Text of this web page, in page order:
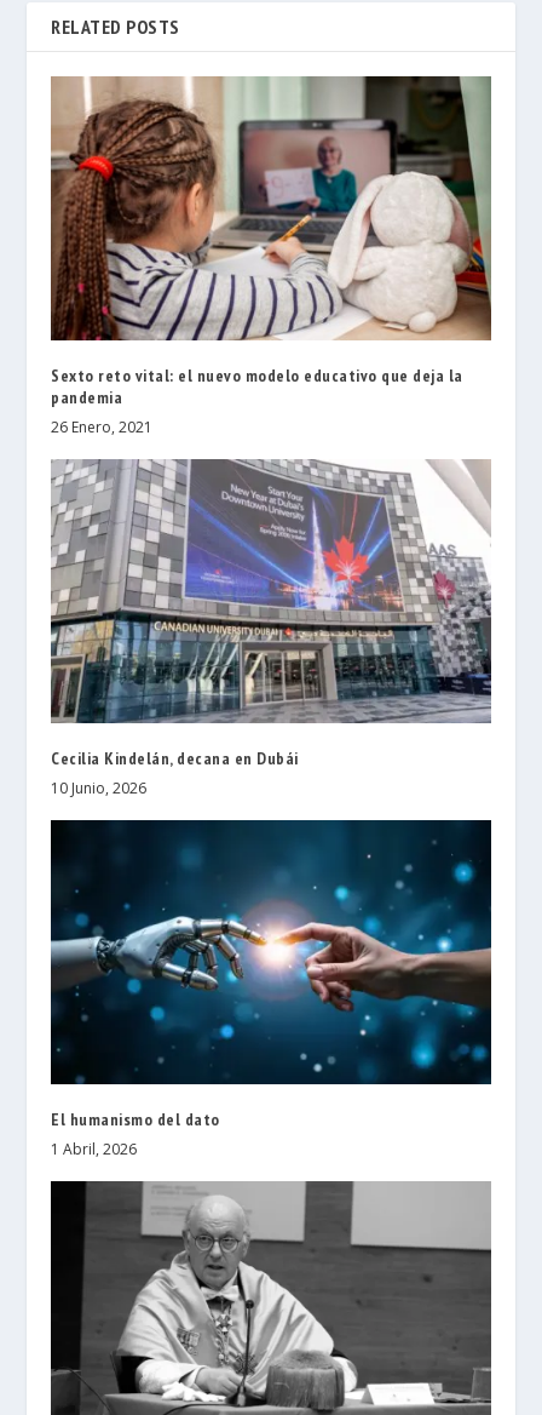
RELATED POSTS
Sexto reto vital: el nuevo modelo educativo que deja la
pandemia
26 Enero, 2021
Cecilia Kindelán, decana en Dubái
10 Junio, 2026
El humanismo del dato
1 Abril, 2026